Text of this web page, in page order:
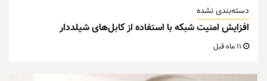
دسته‌بندی نشده
افزایش امنیت شبکه با استفاده از کابل‌های شیلددار